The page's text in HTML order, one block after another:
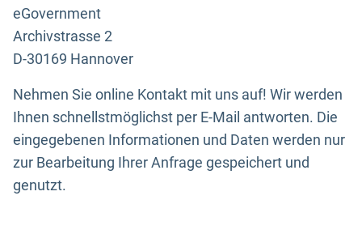
eGovernment
Archivstrasse 2
D-30169 Hannover
Nehmen Sie online Kontakt mit uns auf! Wir werden
Ihnen schnellstmöglichst per E-Mail antworten. Die
eingegebenen Informationen und Daten werden nur
zur Bearbeitung Ihrer Anfrage gespeichert und
genutzt.